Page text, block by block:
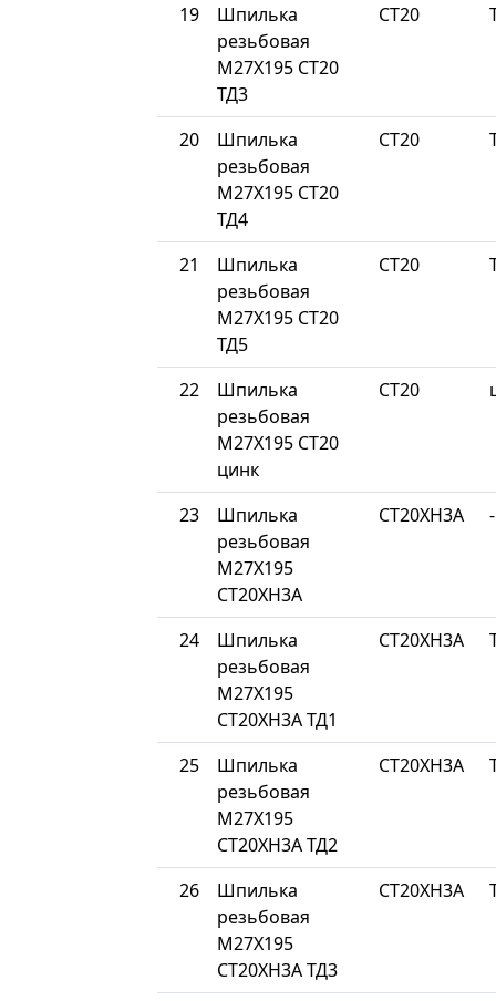
19
Шпилька
резьбовая
М27Х195 СТ20
ТД3
СТ20
20
Шпилька
резьбовая
М27Х195 СТ20
ТД4
СТ20
21
Шпилька
резьбовая
М27Х195 СТ20
ТД5
СТ20
22
Шпилька
резьбовая
М27Х195 СТ20
цинк
СТ20
23
Шпилька
резьбовая
М27Х195
СТ20ХН3А
СТ20ХН3А -
24
Шпилька
резьбовая
М27Х195
СТ20ХН3А ТД1
СТ20ХН3А
25
Шпилька
резьбовая
М27Х195
СТ20ХН3А ТД2
СТ20ХН3А
26
Шпилька
резьбовая
М27Х195
СТ20ХН3А ТД3
СТ20ХН3А